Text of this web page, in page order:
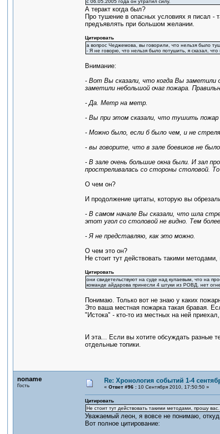
с 06.05.2005 года он утратил силу.
А теракт когда был?
Про тушение в опасных условиях я писал -
предъявлять при большом желании.
Цитировать
а вопрос Чеджемова, вы говорили, что нельзя было
- Я не говорю, что нельзя было потушить, я сказал,
Внимание:
- Вот Вы сказали, что когда Вы заметили
заметили небольшой очаг пожара.
- Да. Метр на метр.
- Вы при этом сказали, что тушить
- Можно было, если б было чем, и не
- вы говорите, что в зале боевиков не
- В зале очень большие окна были. И зал
простреливалась со стороны столовой.
О чем он?
И продолжение цитаты, которую вы
- В самом начале Вы сказали, что шла
этот угол со столовой не видно. Тем
- Я не представляю, как это можно.
О чем это он?
Не стоит тут действовать такими
Цитировать
они свидетельствуют на суде над кулаевым, что на
команде айдарова принесли 4 штуки из РОВД. нет
Понимаю. Только вот не знаю у каких
Это ваша местная пожарка такая бравая.
"Истока" - кто-то из местных на ней
И эта... Если вы хотите обсуждать разные
отдельные топики.
noname
Гость
Re: Хронология событий 1-4
« Ответ #96 : 10 Сентября 2010, 17:50:50 »
Цитировать
Не стоит тут действовать такими методами, прошу вас.
Уважаемый леон, я вовсе не понимаю,
Вот полное цитирование: